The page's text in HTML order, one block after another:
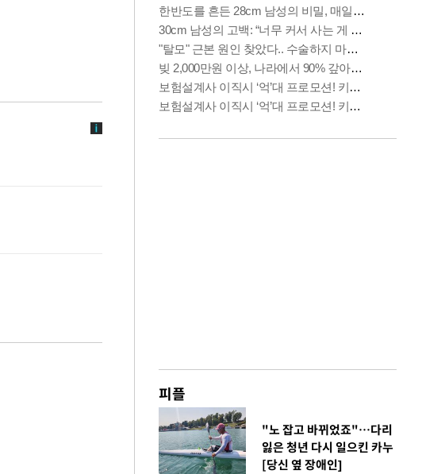
피플
"노 잡고 바뀌었죠"…다리
잃은 청년 다시 일으킨 카누
[당신 옆 장애인]